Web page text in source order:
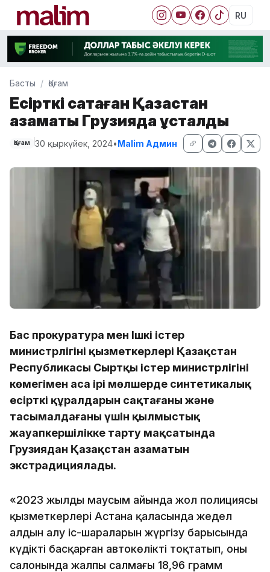
RU
Басты Қоғам
Есірткі сақтаған Қазақстан
азаматы Грузияда ұсталды
Қоғам 30 қыркүйек, 2024•Malim Админ
Бас прокуратура мен Ішкі істер
министрлігінің қызметкерлері Қазақстан
Республикасы Сыртқы істер министрлігінің
көмегімен аса ірі мөлшерде синтетикалық
есірткі құралдарын сақтағаны және
тасымалдағаны үшін қылмыстық
жауапкершілікке тарту мақсатында
Грузиядан Қазақстан азаматын
экстрадициялады.
«2023 жылдың маусым айында жол полициясы
қызметкерлері Астана қаласында жедел
алдын алу іс-шараларын жүргізу барысында
күдікті басқарған автокөлікті тоқтатып, оның
салонында жалпы салмағы 18,96 грамм